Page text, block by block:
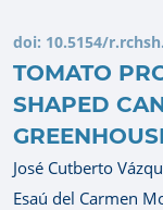
doi: 10.5154/
TOMATO
SHAPED
José Cutberto
Esaú del Carmen